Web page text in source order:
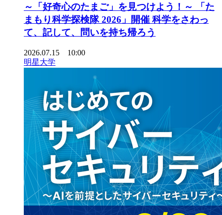
～「好奇心のたまご」を見つけよう！～ 「た
まもり科学探検隊 2026」開催 科学をさわっ
て、記して、問いを持ち帰ろう
2026.07.15 10:00
明星大学